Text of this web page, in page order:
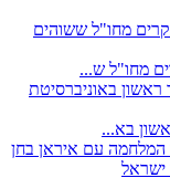
מחו"ל ש...
בא...